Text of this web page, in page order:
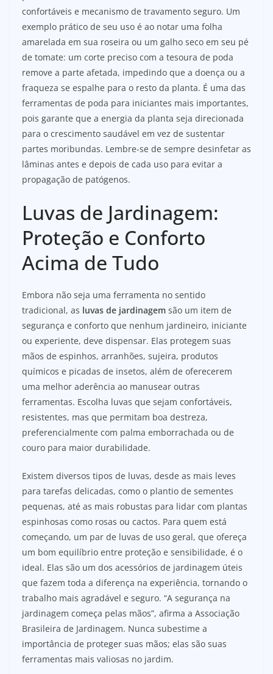
confortáveis e mecanismo de travamento seguro. Um
exemplo prático de seu uso é ao notar uma folha
amarelada em sua roseira ou um galho seco em seu pé
de tomate: um corte preciso com a tesoura de poda
remove a parte afetada, impedindo que a doença ou a
fraqueza se espalhe para o resto da planta. É uma das
ferramentas de poda para iniciantes mais importantes,
pois garante que a energia da planta seja direcionada
para o crescimento saudável em vez de sustentar
partes moribundas. Lembre-se de sempre desinfetar as
lâminas antes e depois de cada uso para evitar a
propagação de patógenos.
Luvas de Jardinagem:
Proteção e Conforto
Acima de Tudo
Embora não seja uma ferramenta no sentido
tradicional, as luvas de jardinagem são um item de
segurança e conforto que nenhum jardineiro, iniciante
ou experiente, deve dispensar. Elas protegem suas
mãos de espinhos, arranhões, sujeira, produtos
químicos e picadas de insetos, além de oferecerem
uma melhor aderência ao manusear outras
ferramentas. Escolha luvas que sejam confortáveis,
resistentes, mas que permitam boa destreza,
preferencialmente com palma emborrachada ou de
couro para maior durabilidade.
Existem diversos tipos de luvas, desde as mais leves
para tarefas delicadas, como o plantio de sementes
pequenas, até as mais robustas para lidar com plantas
espinhosas como rosas ou cactos. Para quem está
começando, um par de luvas de uso geral, que ofereça
um bom equilíbrio entre proteção e sensibilidade, é o
ideal. Elas são um dos acessórios de jardinagem úteis
que fazem toda a diferença na experiência, tornando o
trabalho mais agradável e seguro. “A segurança na
jardinagem começa pelas mãos”, afirma a Associação
Brasileira de Jardinagem. Nunca subestime a
importância de proteger suas mãos; elas são suas
ferramentas mais valiosas no jardim.